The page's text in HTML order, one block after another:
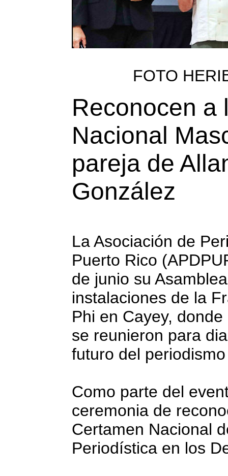
FOTO
Reconocen a
Nacional
pareja de
González
La Asociación de
Puerto Rico
de junio su
instalaciones de la
Phi en Cayey,
se reunieron para
futuro del
Como parte del
ceremonia de
Certamen Nacional
Periodística en los